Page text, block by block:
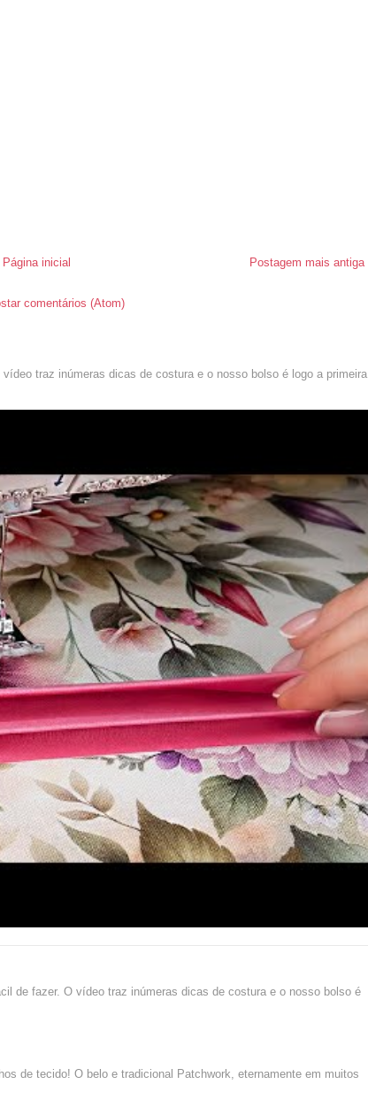
Postagem mais antiga
Página inicial
comentários (Atom)
traz inúmeras dicas de costura e o nosso bolso é logo a primeira
de fazer. O vídeo traz inúmeras dicas de costura e o nosso bolso é
de tecido! O belo e tradicional Patchwork, eternamente em muitos